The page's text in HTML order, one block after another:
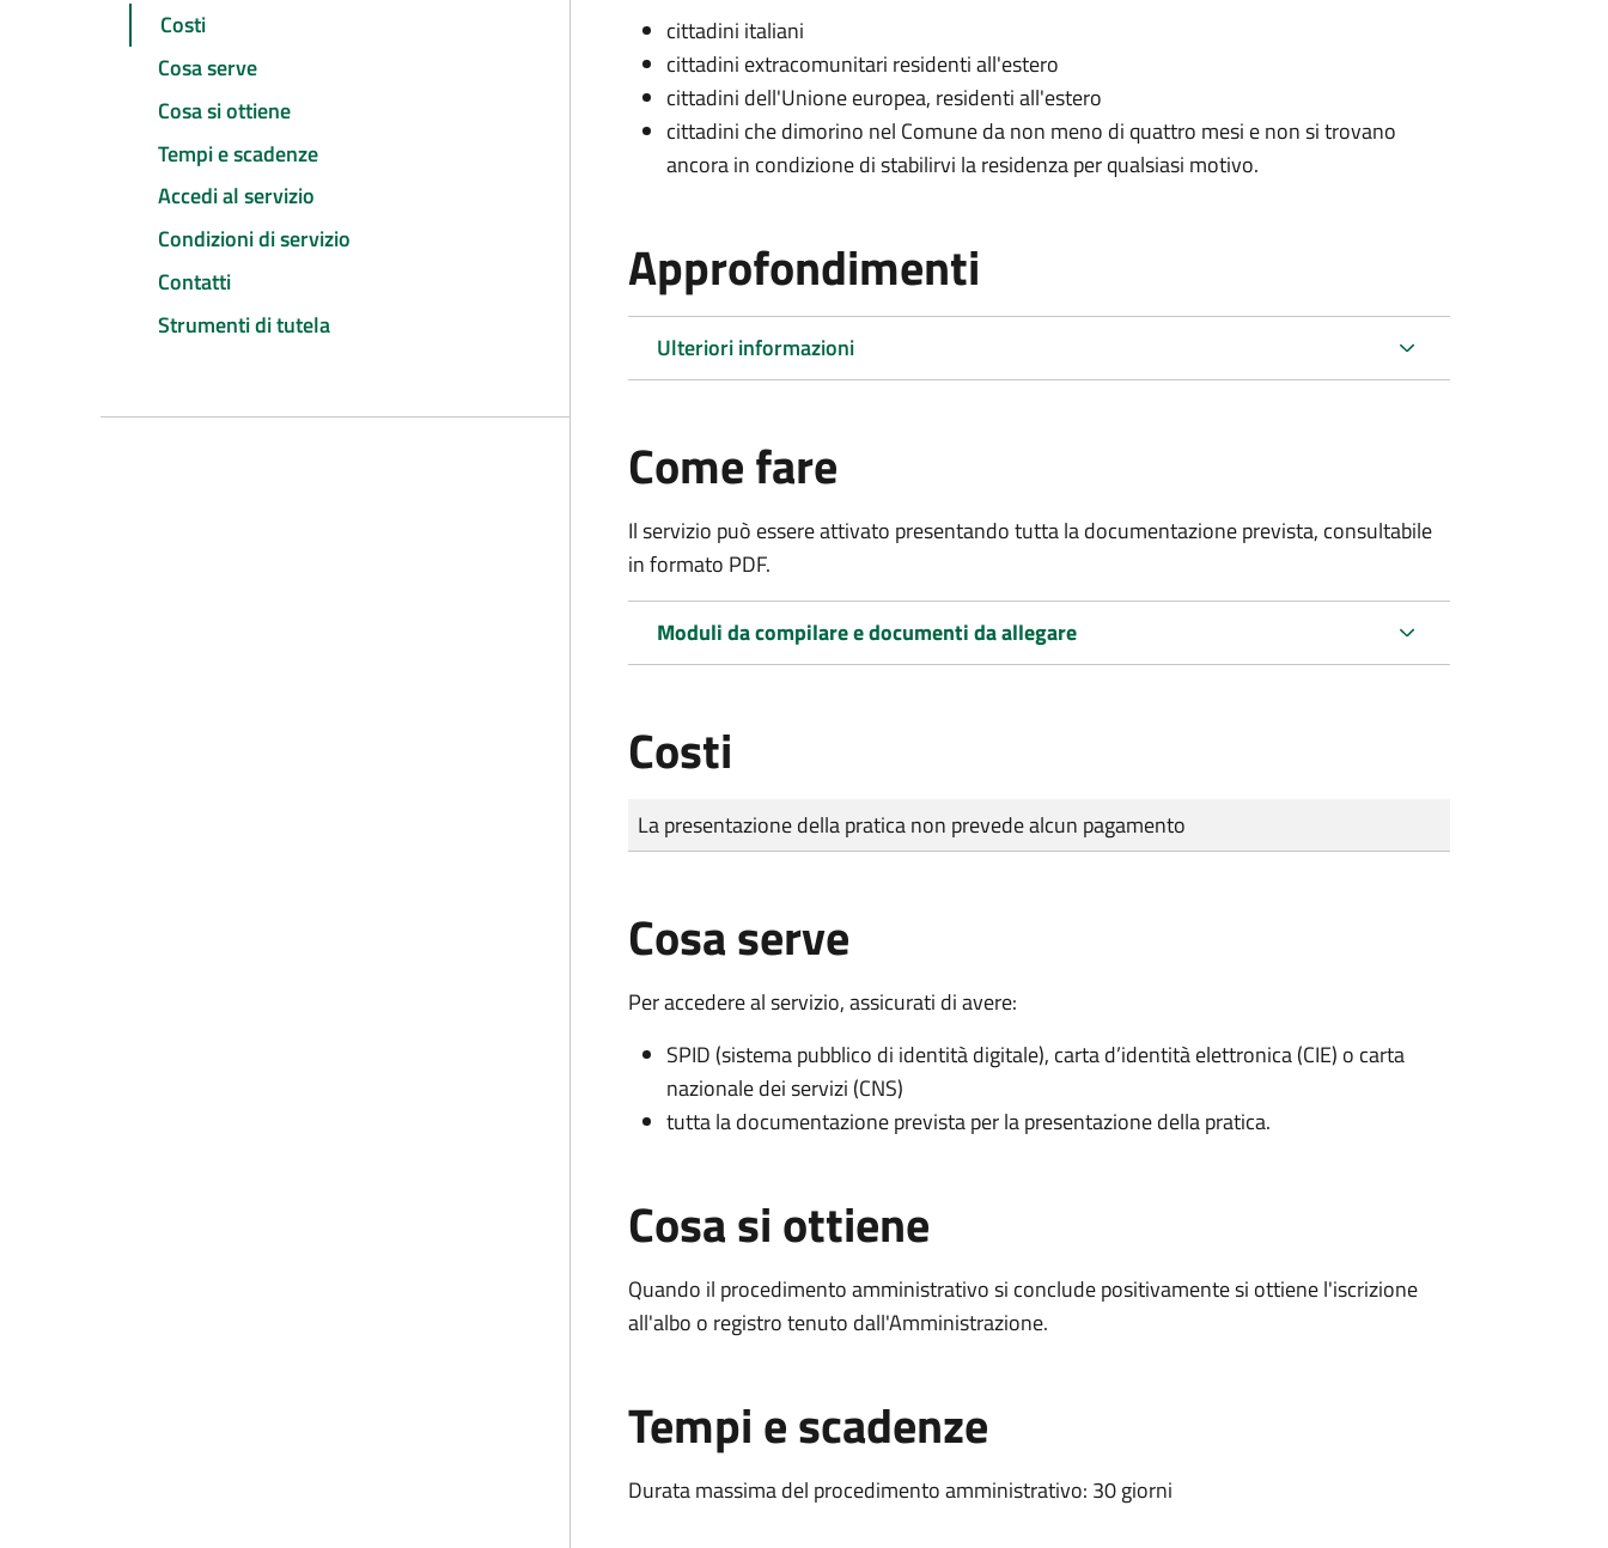
Costi
Cosa serve
Cosa si ottiene
Tempi e scadenze
Accedi al servizio
Condizioni di servizio
Contatti
Strumenti di tutela
cittadini italiani
cittadini extracomunitari residenti all'estero
cittadini dell'Unione europea, residenti all'estero
cittadini che dimorino nel Comune da non meno di quattro mesi e non si trovano
ancora in condizione di stabilirvi la residenza per qualsiasi motivo.
Approfondimenti
Ulteriori informazioni
Come fare
Il servizio può essere attivato presentando tutta la documentazione prevista, consultabile
in formato PDF.
Moduli da compilare e documenti da allegare
Costi
Tipo di pagamento
Importo
La presentazione della pratica non prevede alcun pagamento
Cosa serve
Per accedere al servizio, assicurati di avere:
SPID (sistema pubblico di identità digitale), carta d’identità elettronica (CIE) o carta
nazionale dei servizi (CNS)
tutta la documentazione prevista per la presentazione della pratica.
Cosa si ottiene
Quando il procedimento amministrativo si conclude positivamente si ottiene l'iscrizione
all'albo o registro tenuto dall'Amministrazione.
Tempi e scadenze
Durata massima del procedimento amministrativo: 30 giorni